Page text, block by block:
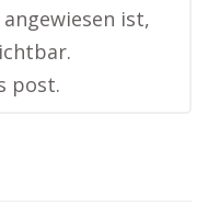
ist,
post.